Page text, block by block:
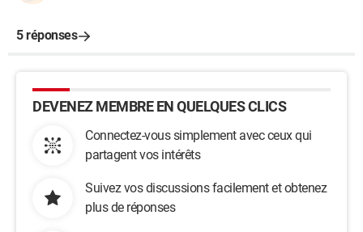
5 réponses
DEVENEZ MEMBRE EN QUELQUES CLICS
Connectez-vous simplement avec ceux qui
partagent vos intérêts
Suivez vos discussions facilement et obtenez
plus de réponses